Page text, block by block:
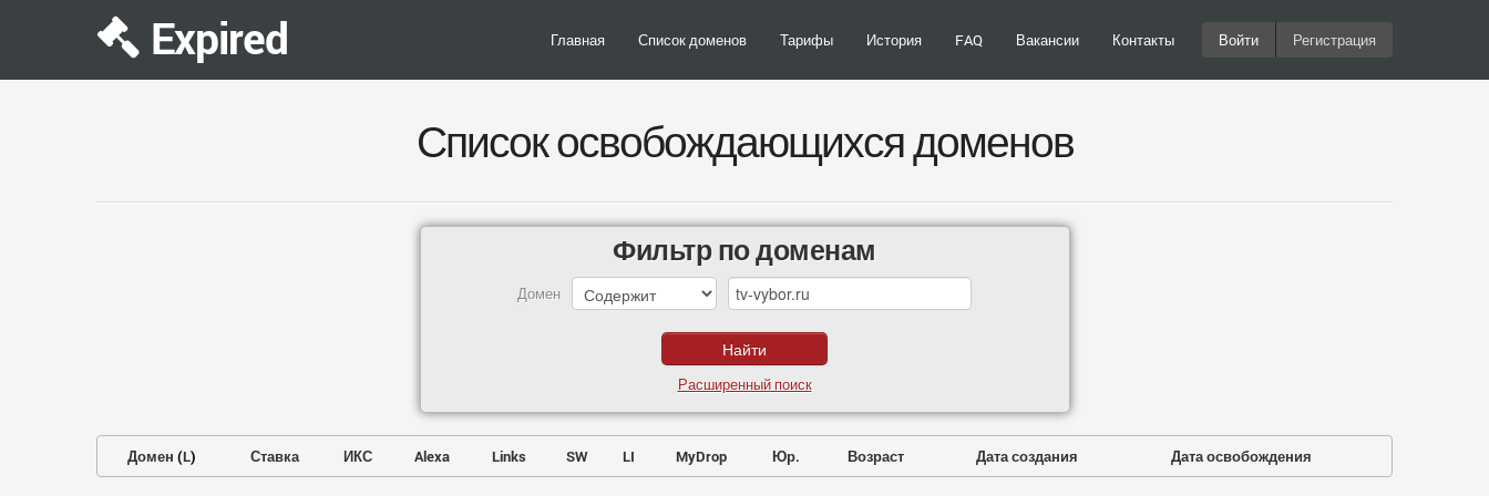
Expired Главная Список доменов Тарифы История FAQ Вакансии Контакты Войти Регистрация
Список освобождающихся доменов
Фильтр по доменам
Домен
Расширенный поиск
Домен (L) Ставка ИКС Alexa Links SW LI MyDrop Юр. Возраст Дата создания Дата освобождения